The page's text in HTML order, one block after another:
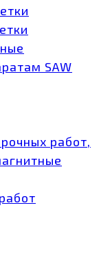
SAW
работ,